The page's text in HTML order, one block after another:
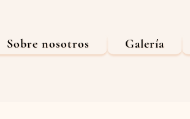
Sobre nosotros Galería